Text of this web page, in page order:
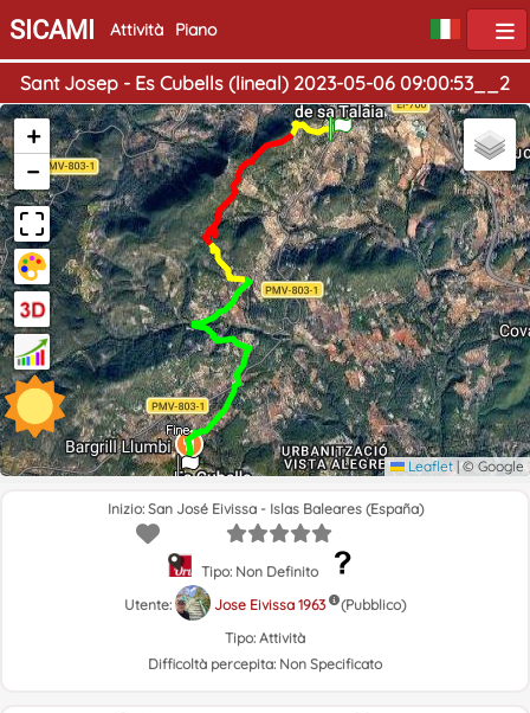
SICAMI Attività Piano
Sant Josep - Es Cubells (lineal) 2023-05-06 09:00:53__2
Inizio
Fine
+
−
Leaflet |© Google
Inizio: San José Eivissa - Islas Baleares (España)
Tipo: Non Definito
Utente:
Jose Eivissa 1963
(Pubblico)
Tipo: Attività
Difficoltà percepita: Non Specificato